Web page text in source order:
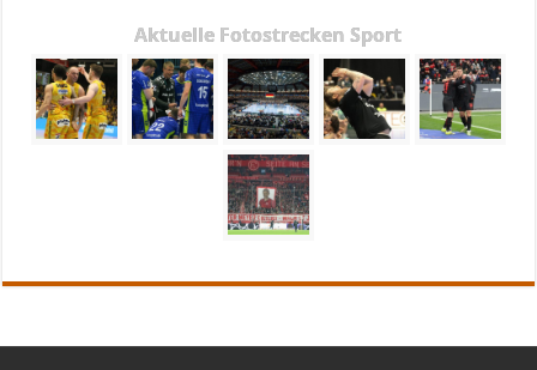
Aktuelle Fotostrecken Sport